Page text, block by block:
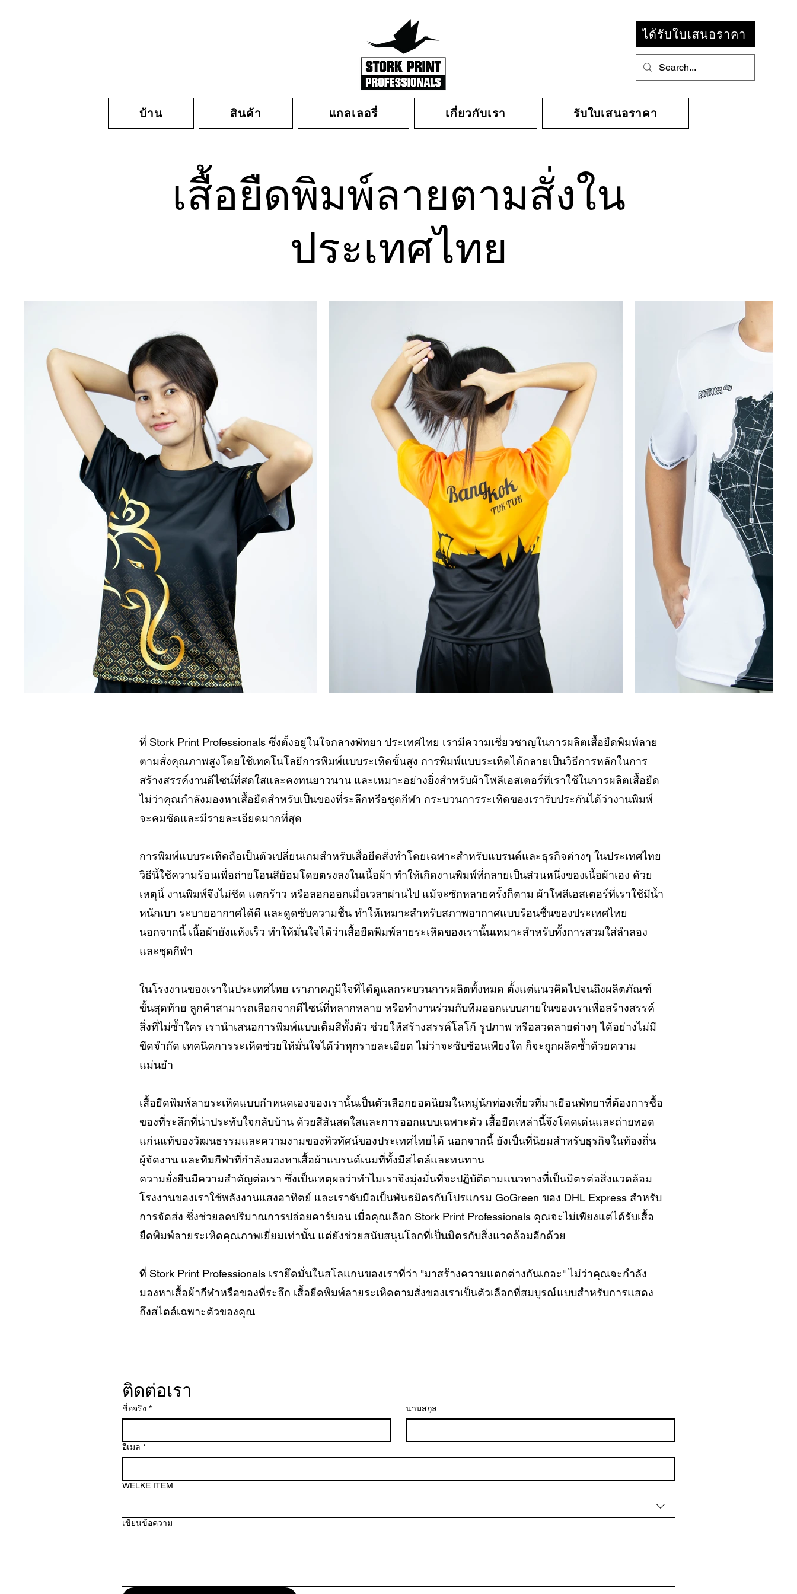
ได้รับใบเสนอราคา
บ้าน สินค้า แกลเลอรี่ เกี่ยวกับเรา รับใบเสนอราคา
เสื้อยืดพิมพ์ลายตามสั่งใน
ประเทศไทย
ที่ Stork Print Professionals ซึ่งตั้งอยู่ในใจกลางพัทยา ประเทศไทย เรามีความเชี่ยวชาญในการผลิตเสื้อยืดพิมพ์ลาย
ตามสั่งคุณภาพสูงโดยใช้เทคโนโลยีการพิมพ์แบบระเหิดขั้นสูง การพิมพ์แบบระเหิดได้กลายเป็นวิธีการหลักในการ
สร้างสรรค์งานดีไซน์ที่สดใสและคงทนยาวนาน และเหมาะอย่างยิ่งสำหรับผ้าโพลีเอสเตอร์ที่เราใช้ในการผลิตเสื้อยืด
ไม่ว่าคุณกำลังมองหาเสื้อยืดสำหรับเป็นของที่ระลึกหรือชุดกีฬา กระบวนการระเหิดของเรารับประกันได้ว่างานพิมพ์
จะคมชัดและมีรายละเอียดมากที่สุด
การพิมพ์แบบระเหิดถือเป็นตัวเปลี่ยนเกมสำหรับเสื้อยืดสั่งทำโดยเฉพาะสำหรับแบรนด์และธุรกิจต่างๆ ในประเทศไทย
วิธีนี้ใช้ความร้อนเพื่อถ่ายโอนสีย้อมโดยตรงลงในเนื้อผ้า ทำให้เกิดงานพิมพ์ที่กลายเป็นส่วนหนึ่งของเนื้อผ้าเอง ด้วย
เหตุนี้ งานพิมพ์จึงไม่ซีด แตกร้าว หรือลอกออกเมื่อเวลาผ่านไป แม้จะซักหลายครั้งก็ตาม ผ้าโพลีเอสเตอร์ที่เราใช้มีน้ำ
หนักเบา ระบายอากาศได้ดี และดูดซับความชื้น ทำให้เหมาะสำหรับสภาพอากาศแบบร้อนชื้นของประเทศไทย
นอกจากนี้ เนื้อผ้ายังแห้งเร็ว ทำให้มั่นใจได้ว่าเสื้อยืดพิมพ์ลายระเหิดของเรานั้นเหมาะสำหรับทั้งการสวมใส่ลำลอง
และชุดกีฬา
ในโรงงานของเราในประเทศไทย เราภาคภูมิใจที่ได้ดูแลกระบวนการผลิตทั้งหมด ตั้งแต่แนวคิดไปจนถึงผลิตภัณฑ์
ขั้นสุดท้าย ลูกค้าสามารถเลือกจากดีไซน์ที่หลากหลาย หรือทำงานร่วมกับทีมออกแบบภายในของเราเพื่อสร้างสรรค์
สิ่งที่ไม่ซ้ำใคร เรานำเสนอการพิมพ์แบบเต็มสีทั้งตัว ช่วยให้สร้างสรรค์โลโก้ รูปภาพ หรือลวดลายต่างๆ ได้อย่างไม่มี
ขีดจำกัด เทคนิคการระเหิดช่วยให้มั่นใจได้ว่าทุกรายละเอียด ไม่ว่าจะซับซ้อนเพียงใด ก็จะถูกผลิตซ้ำด้วยความ
แม่นยำ
เสื้อยืดพิมพ์ลายระเหิดแบบกำหนดเองของเรานั้นเป็นตัวเลือกยอดนิยมในหมู่นักท่องเที่ยวที่มาเยือนพัทยาที่ต้องการซื้อ
ของที่ระลึกที่น่าประทับใจกลับบ้าน ด้วยสีสันสดใสและการออกแบบเฉพาะตัว เสื้อยืดเหล่านี้จึงโดดเด่นและถ่ายทอด
แก่นแท้ของวัฒนธรรมและความงามของทิวทัศน์ของประเทศไทยได้ นอกจากนี้ ยังเป็นที่นิยมสำหรับธุรกิจในท้องถิ่น
ผู้จัดงาน และทีมกีฬาที่กำลังมองหาเสื้อผ้าแบรนด์เนมที่ทั้งมีสไตล์และทนทาน
ความยั่งยืนมีความสำคัญต่อเรา ซึ่งเป็นเหตุผลว่าทำไมเราจึงมุ่งมั่นที่จะปฏิบัติตามแนวทางที่เป็นมิตรต่อสิ่งแวดล้อม
โรงงานของเราใช้พลังงานแสงอาทิตย์ และเราจับมือเป็นพันธมิตรกับโปรแกรม GoGreen ของ DHL Express สำหรับ
การจัดส่ง ซึ่งช่วยลดปริมาณการปล่อยคาร์บอน เมื่อคุณเลือก Stork Print Professionals คุณจะไม่เพียงแต่ได้รับเสื้อ
ยืดพิมพ์ลายระเหิดคุณภาพเยี่ยมเท่านั้น แต่ยังช่วยสนับสนุนโลกที่เป็นมิตรกับสิ่งแวดล้อมอีกด้วย
ที่ Stork Print Professionals เรายึดมั่นในสโลแกนของเราที่ว่า "มาสร้างความแตกต่างกันเถอะ" ไม่ว่าคุณจะกำลัง
มองหาเสื้อผ้ากีฬาหรือของที่ระลึก เสื้อยืดพิมพ์ลายระเหิดตามสั่งของเราเป็นตัวเลือกที่สมบูรณ์แบบสำหรับการแสดง
ถึงสไตล์เฉพาะตัวของคุณ
ติดต่อเรา
ชื่อจริง * นามสกุล
อีเมล *
WELKE ITEM
เขียนข้อความ